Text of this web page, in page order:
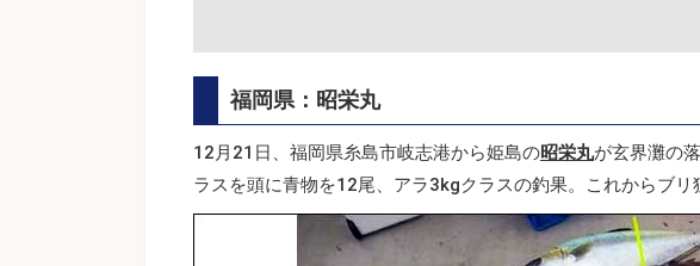
福岡県：昭栄丸
12月21日、福岡県糸島市岐志港から姫島の昭栄丸が玄界灘の
ラスを頭に青物を12尾、アラ3kgクラスの釣果。これからブリ